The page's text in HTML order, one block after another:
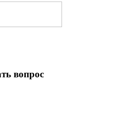
вопрос